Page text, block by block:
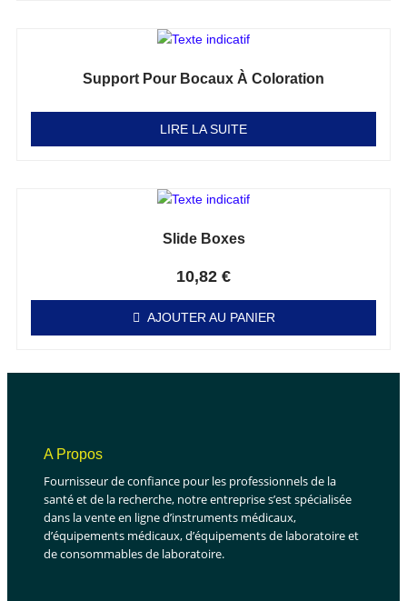
Support Pour Bocaux À Coloration
LIRE LA SUITE
Slide Boxes
10,82 €
AJOUTER AU PANIER
A Propos
Fournisseur de confiance pour les professionnels de la
santé et de la recherche, notre entreprise s’est spécialisée
dans la vente en ligne d’instruments médicaux,
d’équipements médicaux, d’équipements de laboratoire et
de consommables de laboratoire.